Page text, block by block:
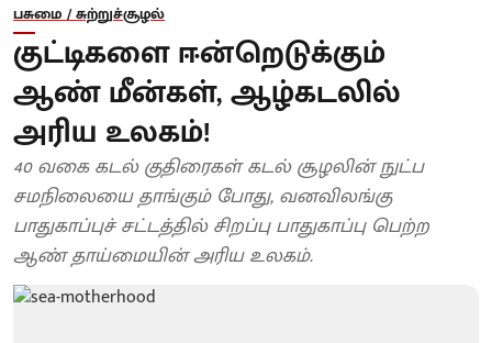
பசுமை / சுற்றுச்சூழல்
குட்டிகளை ஈன்றெடுக்கும்
ஆண் மீன்கள், ஆழ்கடலில்
அரிய உலகம்!
40 வகை கடல் குதிரைகள் கடல் சூழலின் நுட்ப
சமநிலையை தாங்கும் போது, வனவிலங்கு
பாதுகாப்புச் சட்டத்தில் சிறப்பு பாதுகாப்பு பெற்ற
ஆண் தாய்மையின் அரிய உலகம்.